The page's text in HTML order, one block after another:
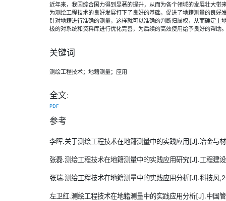
近年来，我国综合国力得到显著的提升，从而为各个领域的发展壮大带
为测绘工程技术的良好发展打下了良好的基础，促进了地籍测量的良
针对地籍进行准确的测量，这样就可以准确的判断归属权，从而确定土
极的对系统和资料库进行优化完善，为后续的高效使用给予良好的帮助
关键词
测绘工程技术；地籍测量；应用
全文:
PDF
参考
李晖.关于测绘工程技术在地籍测量中的实践应用[J].冶金与
张磊.测绘工程技术在地籍测量中的实践应用研究[J].工程建
张瑞.测绘工程技术在地籍测量中的实践应用分析[J].科技风
左卫红.测绘工程技术在地籍测量中的实践应用分析[J].中国